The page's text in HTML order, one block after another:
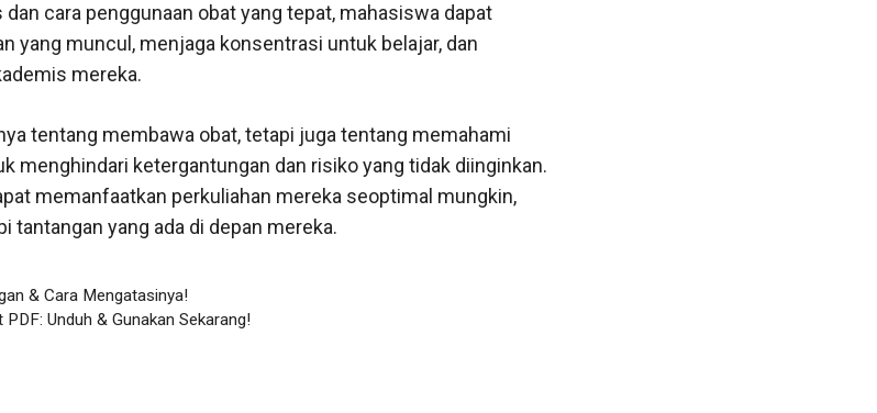
cara penggunaan obat yang tepat, mahasiswa dapat
yang muncul, menjaga konsentrasi untuk belajar, dan
mereka.
tentang membawa obat, tetapi juga tentang memahami
menghindari ketergantungan dan risiko yang tidak diinginkan.
memanfaatkan perkuliahan mereka seoptimal mungkin,
tantangan yang ada di depan mereka.
& Cara Mengatasinya!
Unduh & Gunakan Sekarang!